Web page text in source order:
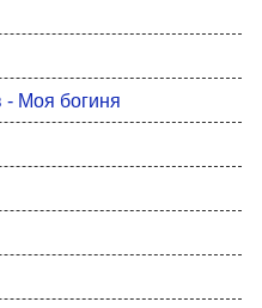
- Моя богиня